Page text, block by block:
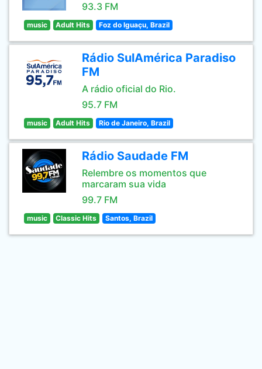
93.3 FM
music Adult Hits Foz do Iguaçu, Brazil
Rádio SulAmérica Paradiso
FM
A rádio oficial do Rio.
95.7 FM
music Adult Hits Rio de Janeiro, Brazil
Rádio Saudade FM
Relembre os momentos que
marcaram sua vida
99.7 FM
music Classic Hits Santos, Brazil